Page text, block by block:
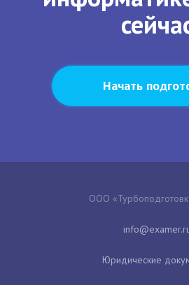
Начать
ООО
Юридические